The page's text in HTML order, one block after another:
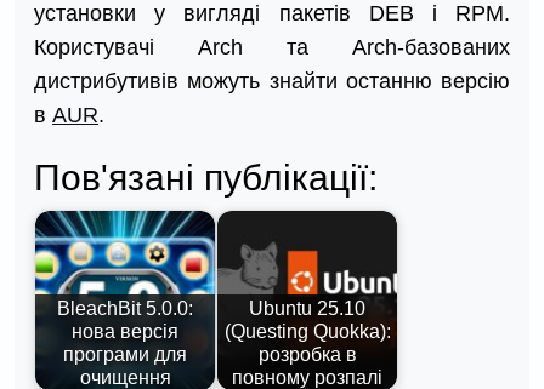
установки у вигляді пакетів DEB і RPM.
Користувачі Arch та Arch-базованих
дистрибутивів можуть знайти останню версію
в AUR.
Пов'язані публікації:
BleachBit 5.0.0:
нова версія
програми для
очищення
Ubuntu 25.10
(Questing Quokka):
розробка в
повному розпалі